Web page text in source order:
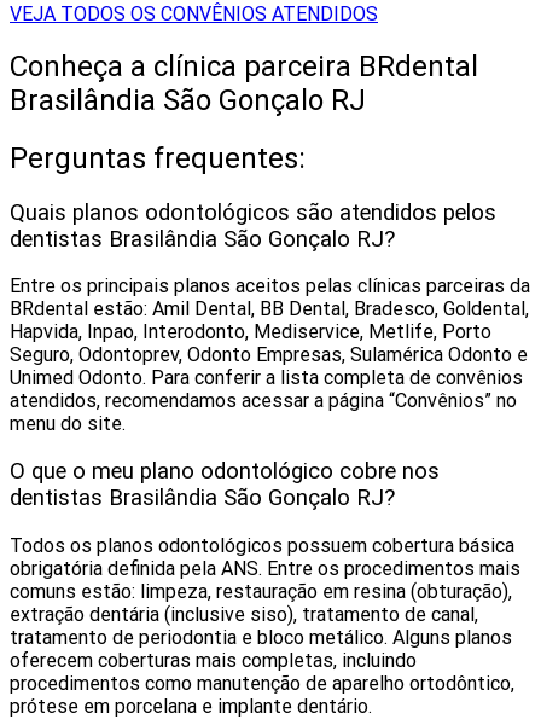
VEJA TODOS OS CONVÊNIOS ATENDIDOS
Conheça a clínica parceira BRdental
Brasilândia São Gonçalo RJ
Perguntas frequentes:
Quais planos odontológicos são atendidos pelos
dentistas Brasilândia São Gonçalo RJ?
Entre os principais planos aceitos pelas clínicas parceiras da
BRdental estão: Amil Dental, BB Dental, Bradesco, Goldental,
Hapvida, Inpao, Interodonto, Mediservice, Metlife, Porto
Seguro, Odontoprev, Odonto Empresas, Sulamérica Odonto e
Unimed Odonto. Para conferir a lista completa de convênios
atendidos, recomendamos acessar a página “Convênios” no
menu do site.
O que o meu plano odontológico cobre nos
dentistas Brasilândia São Gonçalo RJ?
Todos os planos odontológicos possuem cobertura básica
obrigatória definida pela ANS. Entre os procedimentos mais
comuns estão: limpeza, restauração em resina (obturação),
extração dentária (inclusive siso), tratamento de canal,
tratamento de periodontia e bloco metálico. Alguns planos
oferecem coberturas mais completas, incluindo
procedimentos como manutenção de aparelho ortodôntico,
prótese em porcelana e implante dentário.